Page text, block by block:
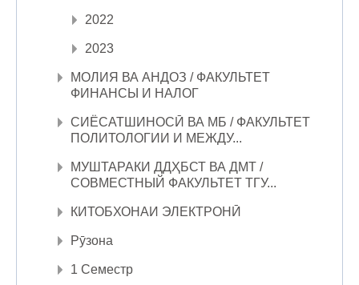
2022
2023
МОЛИЯ ВА АНДОЗ / ФАКУЛЬТЕТ
ФИНАНСЫ И НАЛОГ
СИЁСАТШИНОСӢ ВА МБ / ФАКУЛЬТЕТ
ПОЛИТОЛОГИИ И МЕЖДУ...
МУШТАРАКИ ДДҲБСТ ВА ДМТ /
СОВМЕСТНЫЙ ФАКУЛЬТЕТ ТГУ...
КИТОБХОНАИ ЭЛЕКТРОНӢ
Рӯзона
1 Семестр